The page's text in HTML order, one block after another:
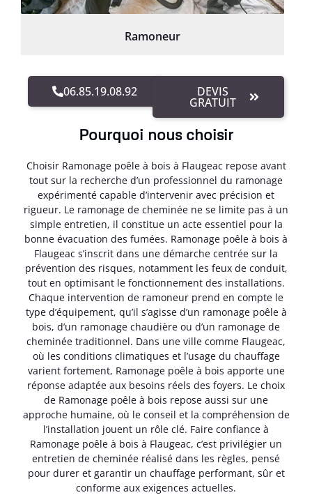
Ramoneur
06.85.19.08.92 DEVIS
GRATUIT
Pourquoi nous choisir
Choisir Ramonage poêle à bois à Flaugeac repose avant
tout sur la recherche d’un professionnel du ramonage
expérimenté capable d’intervenir avec précision et
rigueur. Le ramonage de cheminée ne se limite pas à un
simple entretien, il constitue un acte essentiel pour la
bonne évacuation des fumées. Ramonage poêle à bois à
Flaugeac s’inscrit dans une démarche centrée sur la
prévention des risques, notamment les feux de conduit,
tout en optimisant le fonctionnement des installations.
Chaque intervention de ramoneur prend en compte le
type d’équipement, qu’il s’agisse d’un ramonage poêle à
bois, d’un ramonage chaudière ou d’un ramonage de
cheminée traditionnel. Dans une ville comme Flaugeac,
où les conditions climatiques et l’usage du chauffage
varient fortement, Ramonage poêle à bois apporte une
réponse adaptée aux besoins réels des foyers. Le choix
de Ramonage poêle à bois repose aussi sur une
approche humaine, où le conseil et la compréhension de
l’installation jouent un rôle clé. Faire confiance à
Ramonage poêle à bois à Flaugeac, c’est privilégier un
entretien de cheminée réalisé dans les règles, pensé
pour durer et garantir un chauffage performant, sûr et
conforme aux exigences actuelles.